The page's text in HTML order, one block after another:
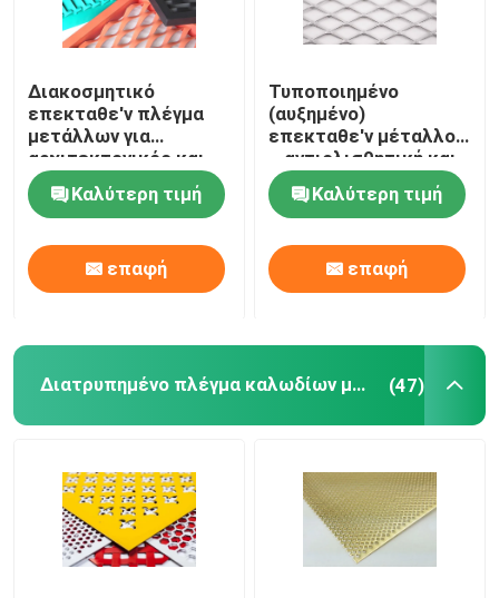
Διάφραγμα ορυχείου
Καλώδιο κραμάτων
Τράβα το στρώμα
Δαχτυλίδι ενισχυμένο για αγωγούς
Διακοσμητικό
επεκταθε'ν πλέγμα
μετάλλων για
αρχιτεκτονικός και
βιομηχανικός
Καλύτερη τιμή
επαφή
Τυποποιημένο
(αυξημένο)
επεκταθε'ν μέταλλο
– αντιολισθητική και
μεγάλη αντίσταση
διάβρωσης
Καλύτερη τιμή
επαφή
Διατρυπημένο πλέγμα καλωδίων μετάλλων (47)